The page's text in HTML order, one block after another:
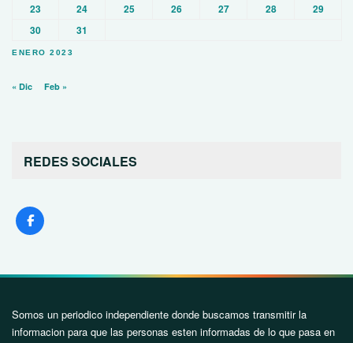
ENERO 2023
23
24 25 26 27 28
29
30
31
« Dic Feb »
REDES SOCIALES
Somos un periodico independiente donde buscamos transmitir la
informacion para que las personas esten informadas de lo que pasa en